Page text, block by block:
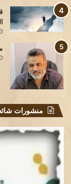
منشورات